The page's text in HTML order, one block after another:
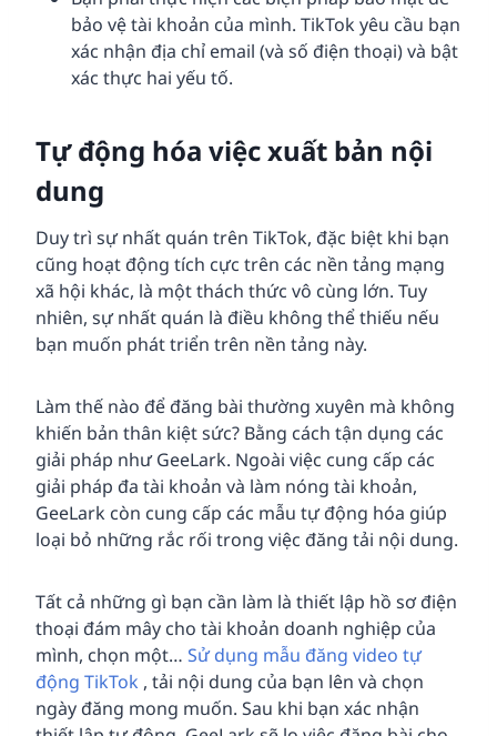
bảo vệ tài khoản của mình. TikTok yêu cầu bạn
xác nhận địa chỉ email (và số điện thoại) và bật
xác thực hai yếu tố.
Tự động hóa việc xuất bản nội
dung
Duy trì sự nhất quán trên TikTok, đặc biệt khi bạn
cũng hoạt động tích cực trên các nền tảng mạng
xã hội khác, là một thách thức vô cùng lớn. Tuy
nhiên, sự nhất quán là điều không thể thiếu nếu
bạn muốn phát triển trên nền tảng này.
Làm thế nào để đăng bài thường xuyên mà không
khiến bản thân kiệt sức? Bằng cách tận dụng các
giải pháp như GeeLark. Ngoài việc cung cấp các
giải pháp đa tài khoản và làm nóng tài khoản,
GeeLark còn cung cấp các mẫu tự động hóa giúp
loại bỏ những rắc rối trong việc đăng tải nội dung.
Tất cả những gì bạn cần làm là thiết lập hồ sơ điện
thoại đám mây cho tài khoản doanh nghiệp của
mình, chọn một… Sử dụng mẫu đăng video tự
động TikTok , tải nội dung của bạn lên và chọn
ngày đăng mong muốn. Sau khi bạn xác nhận